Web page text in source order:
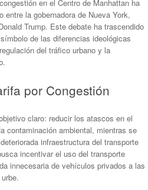
en el Centro de Manhattan ha
entre la gobernadora de Nueva York,
Trump. Este debate ha trascendido
de las diferencias ideológicas
del tráfico urbano y la
por Congestión
claro: reducir los atascos en el
contaminación ambiental, mientras se
infraestructura del transporte
incentivar el uso del transporte
innecesaria de vehículos privados a las